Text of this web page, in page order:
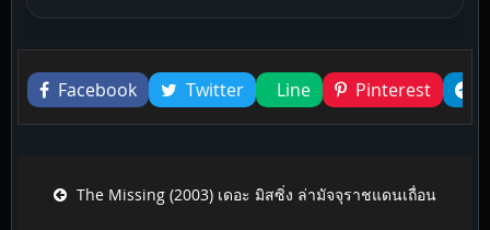
Liked this
Facebook
Twitter Line Pinterest
Post navigation
The Missing (2003) เดอะ มิสซิ่ง ล่ามัจจุราชแดนเถื่อน